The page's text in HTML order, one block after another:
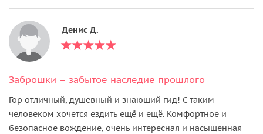
Денис Д.
Заброшки – забытое наследие прошлого
Гор отличный, душевный и знающий гид! С таким
человеком хочется ездить ещё и ещё. Комфортное и
безопасное вождение, очень интересная и насыщенная